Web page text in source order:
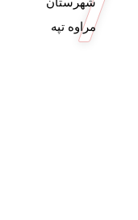
مراوه تپه